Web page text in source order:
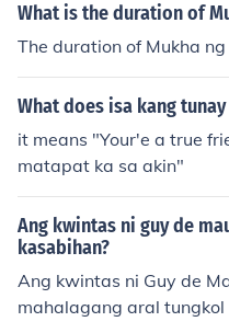
What is the duration of
The duration of Mukha
What does isa kang
it means "Your'e a true
matapat ka sa akin"
Ang kwintas ni guy de
kasabihan?
Ang kwintas ni Guy de
mahalagang aral